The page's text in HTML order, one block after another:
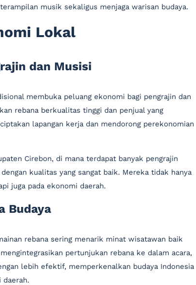
musik sekaligus menjaga warisan budaya.
Lokal
dan Musisi
membuka peluang ekonomi bagi pengrajin dan
rebana berkualitas tinggi dan penjual yang
lapangan kerja dan mendorong perekonomian
Cirebon, di mana terdapat banyak pengrajin
kualitas yang sangat baik. Mereka tidak hanya
juga pada ekonomi daerah.
Budaya
rebana sering menarik minat wisatawan baik
pertunjukan rebana ke dalam acara,
lebih efektif, memperkenalkan budaya Indonesia
daerah.